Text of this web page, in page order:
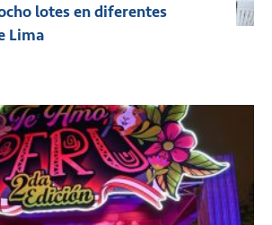
lotes en diferentes
Lima